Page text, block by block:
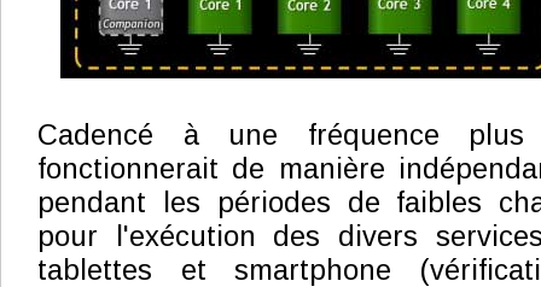
Cadencé à une fréquence
fonctionnerait de manière
pendant les périodes de faibles
pour l'exécution des divers
tablettes et smartphone